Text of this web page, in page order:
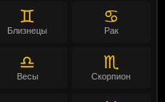
♊
Близнецы
♋
Рак
♎
Весы
♏
Скорпион